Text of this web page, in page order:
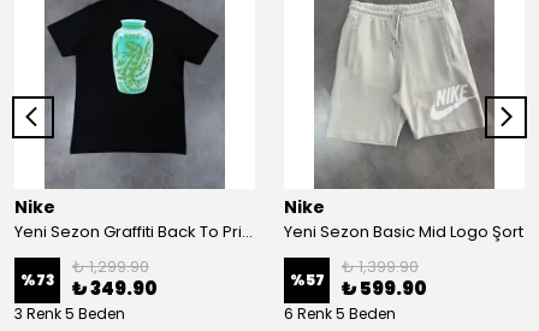
Nike
Yeni Sezon Graffiti Back To Print T-shirt
%73
₺ 1,299.90
₺ 349.90
3 Renk 5 Beden
Nike
Yeni Sezon Basic Mid Logo Şort
%57
₺ 1,399.90
₺ 599.90
6 Renk 5 Beden